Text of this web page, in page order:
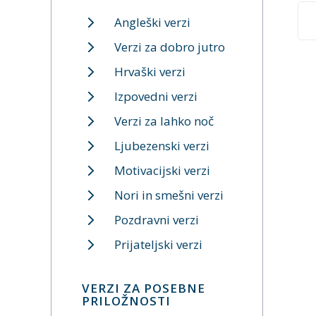
Angleški verzi
Verzi za dobro jutro
Hrvaški verzi
Izpovedni verzi
Verzi za lahko noč
Ljubezenski verzi
Motivacijski verzi
Nori in smešni verzi
Pozdravni verzi
Prijateljski verzi
VERZI ZA POSEBNE
PRILOŽNOSTI